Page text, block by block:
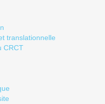
translationnelle
CRCT